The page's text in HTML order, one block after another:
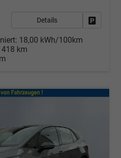
Details
18,00 kWh/100km
418 km